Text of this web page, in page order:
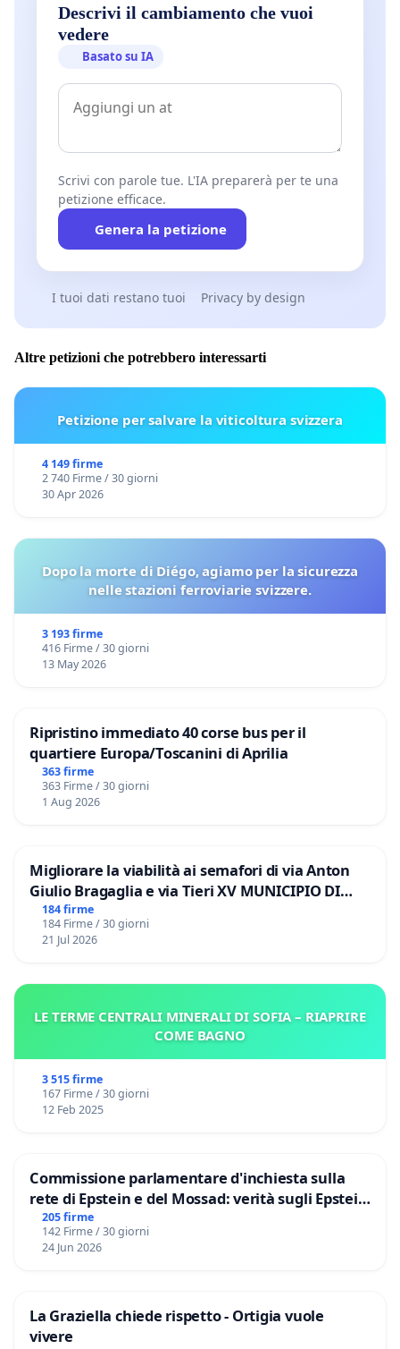
Descrivi il cambiamento che vuoi
vedere
Basato su IA
Scrivi con parole tue. L'IA preparerà per te una
petizione efficace.
Genera la petizione
I tuoi dati restano tuoi Privacy by design
Altre petizioni che potrebbero interessarti
Petizione per salvare la viticoltura svizzera
4 149 firme
2 740 Firme / 30 giorni
30 Apr 2026
Dopo la morte di Diégo, agiamo per la sicurezza
nelle stazioni ferroviarie svizzere.
3 193 firme
416 Firme / 30 giorni
13 May 2026
Ripristino immediato 40 corse bus per il
quartiere Europa/Toscanini di Aprilia
363 firme
363 Firme / 30 giorni
1 Aug 2026
Migliorare la viabilità ai semafori di via Anton
Giulio Bragaglia e via Tieri XV MUNICIPIO DI
ROMA
184 firme
184 Firme / 30 giorni
21 Jul 2026
LE TERME CENTRALI MINERALI DI SOFIA – RIAPRIRE
COME BAGNO
3 515 firme
167 Firme / 30 giorni
12 Feb 2025
Commissione parlamentare d'inchiesta sulla
rete di Epstein e del Mossad: verità sugli Epstein
Files
205 firme
142 Firme / 30 giorni
24 Jun 2026
La Graziella chiede rispetto - Ortigia vuole
vivere